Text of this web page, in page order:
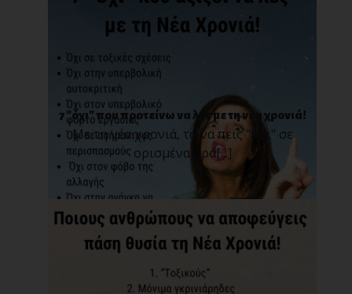
7 "όχι" που προτείνω να λες με τη νέα χρονιά!
Με τη νέα χρονιά, το να πεις "όχι" σε
ορισμένα πρά[...]